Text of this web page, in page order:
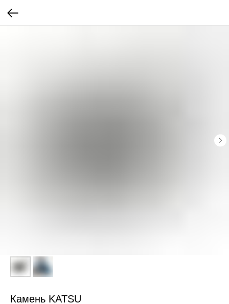
Камень KATSU